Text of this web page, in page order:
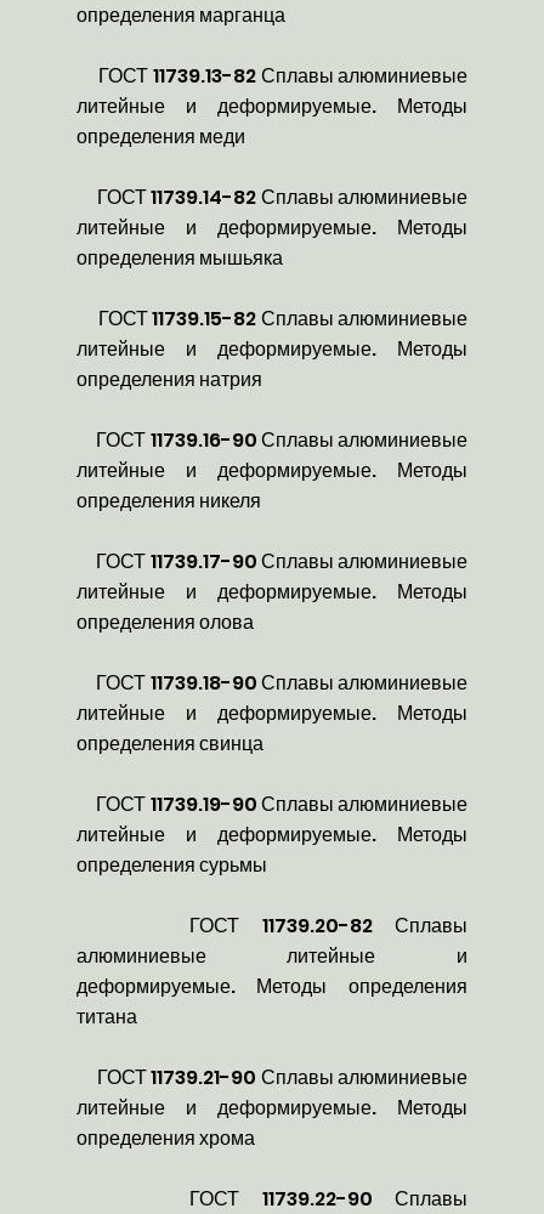
определения марганца
ГОСТ 11739.13-82 Сплавы алюминиевые
литейные и деформируемые. Методы
определения меди
ГОСТ 11739.14-82 Сплавы алюминиевые
литейные и деформируемые. Методы
определения мышьяка
ГОСТ 11739.15-82 Сплавы алюминиевые
литейные и деформируемые. Методы
определения натрия
ГОСТ 11739.16-90 Сплавы алюминиевые
литейные и деформируемые. Методы
определения никеля
ГОСТ 11739.17-90 Сплавы алюминиевые
литейные и деформируемые. Методы
определения олова
ГОСТ 11739.18-90 Сплавы алюминиевые
литейные и деформируемые. Методы
определения свинца
ГОСТ 11739.19-90 Сплавы алюминиевые
литейные и деформируемые. Методы
определения сурьмы
ГОСТ 11739.20-82 Сплавы
алюминиевые литейные и
деформируемые. Методы определения
титана
ГОСТ 11739.21-90 Сплавы алюминиевые
литейные и деформируемые. Методы
определения хрома
ГОСТ 11739.22-90 Сплавы